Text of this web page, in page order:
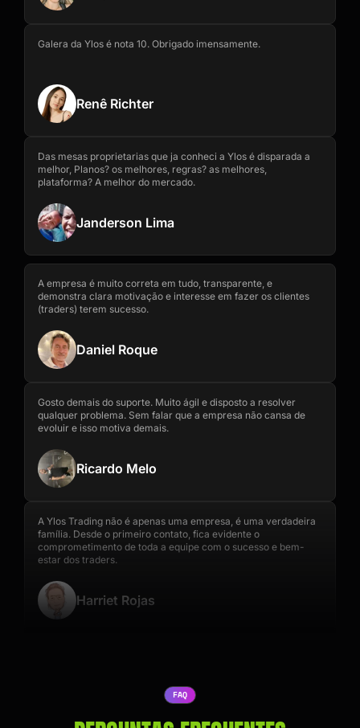
Galera da Ylos é nota 10. Obrigado imensamente.
Renê Richter
Das mesas proprietarias que ja conheci a Ylos é disparada a
melhor, Planos? os melhores, regras? as melhores,
plataforma? A melhor do mercado.
Janderson Lima
A empresa é muito correta em tudo, transparente, e
demonstra clara motivação e interesse em fazer os clientes
(traders) terem sucesso.
Daniel Roque
Gosto demais do suporte. Muito ágil e disposto a resolver
qualquer problema. Sem falar que a empresa não cansa de
evoluir e isso motiva demais.
Ricardo Melo
A Ylos Trading não é apenas uma empresa, é uma verdadeira
família. Desde o primeiro contato, fica evidente o
comprometimento de toda a equipe com o sucesso e bem-
estar dos traders.
Harriet Rojas
FAQ